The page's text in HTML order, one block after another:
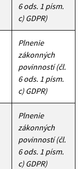
6 ods. 1 písm.
c) GDPR)
Plnenie
zákonných
povinností (čl.
6 ods. 1 písm.
c) GDPR)
Plnenie
zákonných
povinností (čl.
6 ods. 1 písm.
c) GDPR)